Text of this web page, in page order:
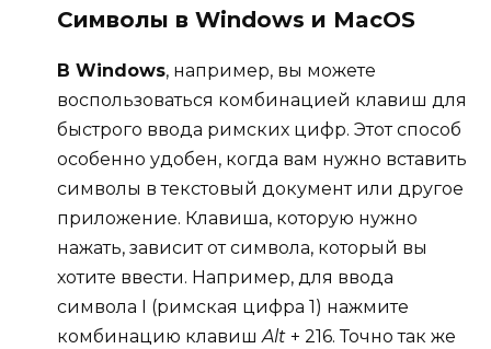
Символы в Windows и MacOS
В Windows, например, вы можете
воспользоваться комбинацией клавиш для
быстрого ввода римских цифр. Этот способ
особенно удобен, когда вам нужно вставить
символы в текстовый документ или другое
приложение. Клавиша, которую нужно
нажать, зависит от символа, который вы
хотите ввести. Например, для ввода
символа I (римская цифра 1) нажмите
комбинацию клавишAlt + 216. Точно так же